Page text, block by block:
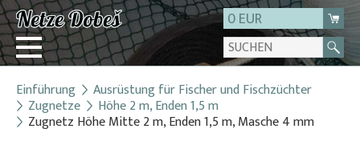
0 EUR
Login
Registrierung
Einführung Ausrüstung für Fischer und Fischzüchter
Zugnetze Höhe 2 m, Enden 1,5 m
Zugnetz Höhe Mitte 2 m, Enden 1,5 m, Masche 4 mm